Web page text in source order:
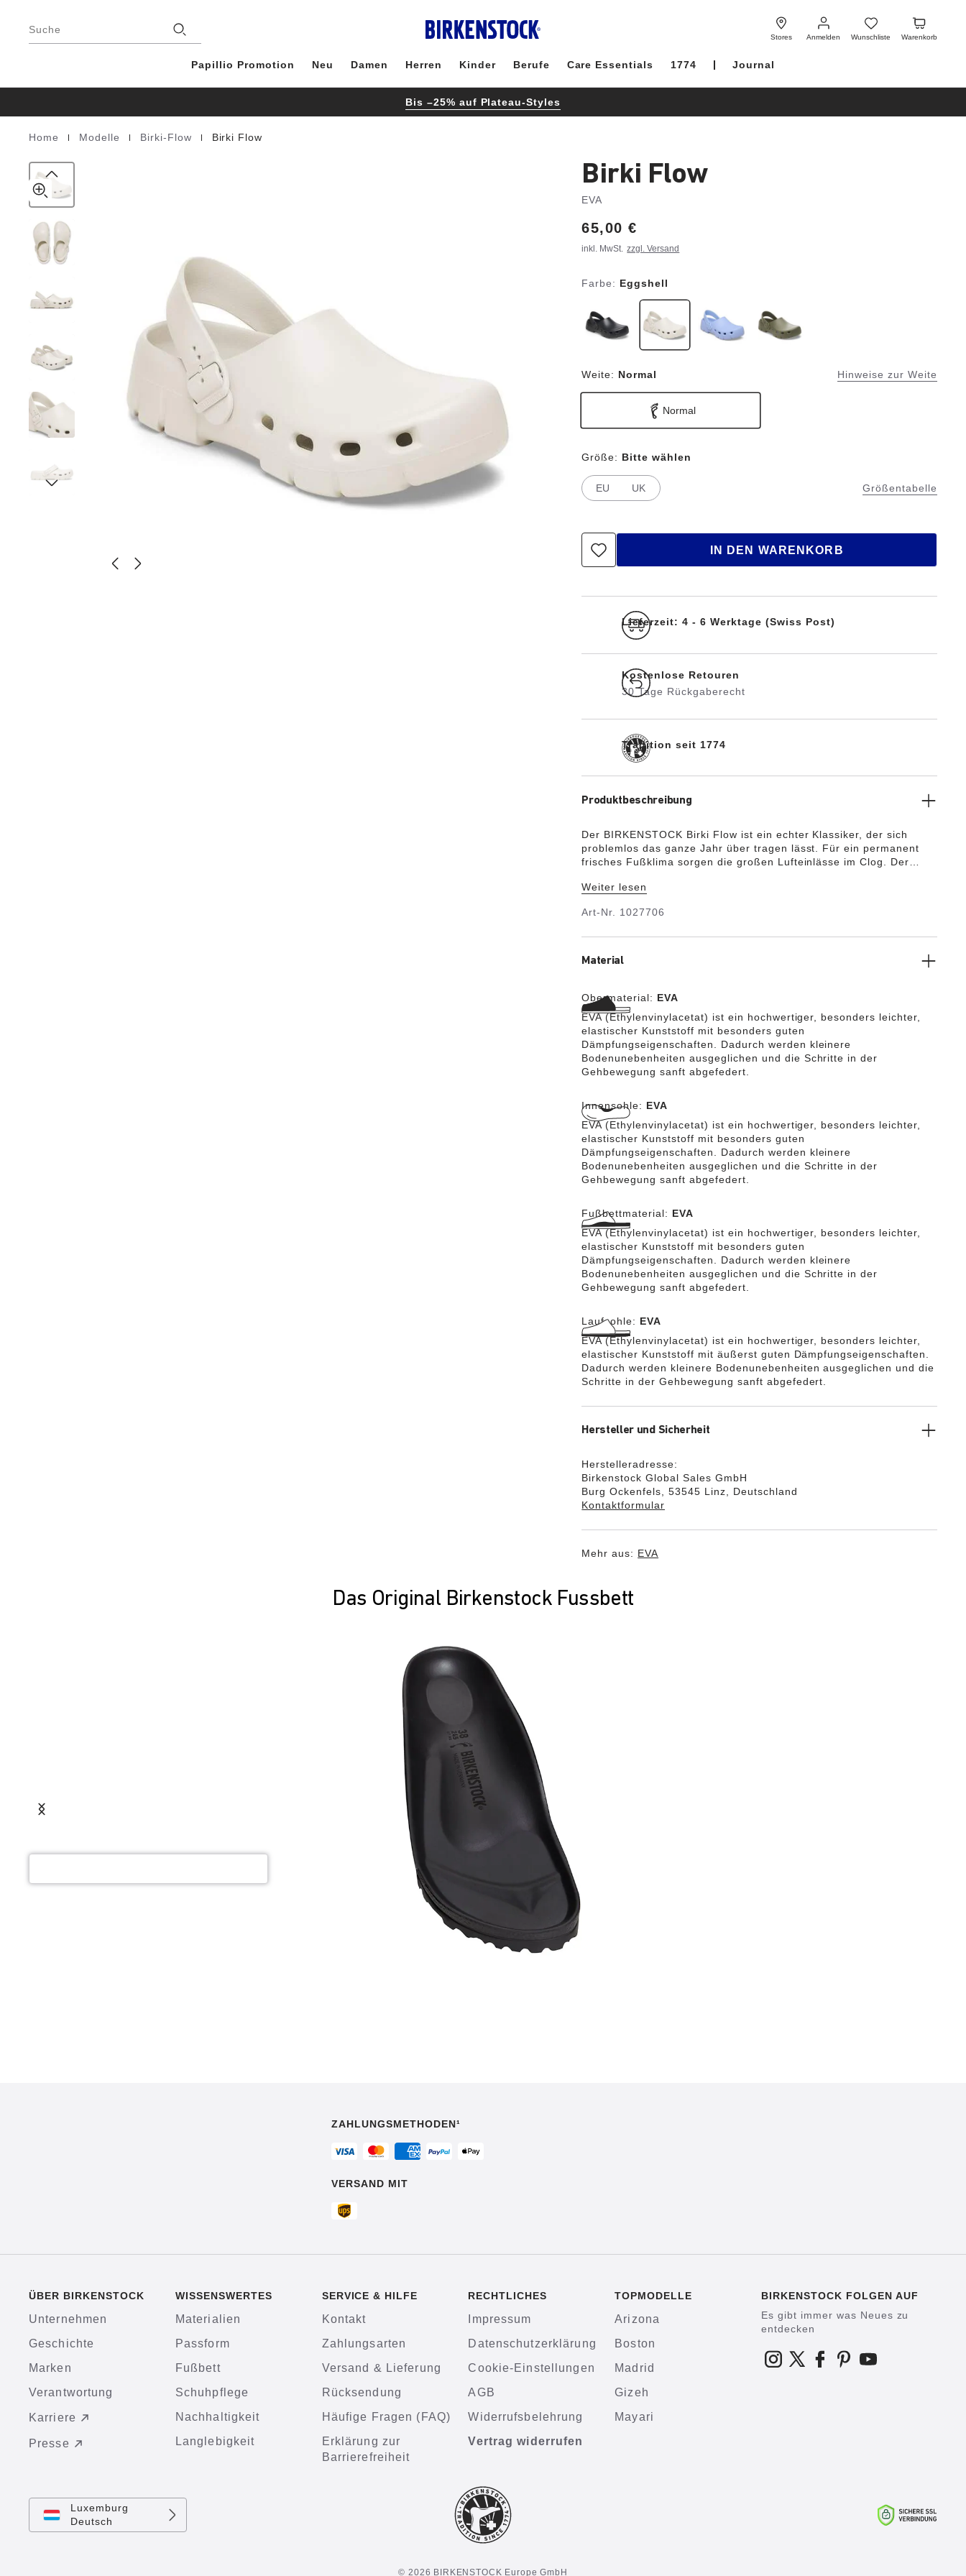
Suche
Stores Anmelden
Anmelden
Wunschliste
Wunschliste
Warenkorb
Warenkorb
Papillio Promotion Neu Damen Herren Kinder Berufe Care Essentials 1774 Journal
Bis –25% auf Plateau-Styles
Homepage
Home Modelle Birki-Flow Birki Flow
Birki Flow
EVA
Price:
65,00 €
inkl. MwSt. zzgl. Versand
Farbe: Eggshell
Weite: Normal Hinweise zur Weite
Normal
Größentabelle
Größe: Bitte wählen
EU UK
IN DEN WARENKORB
Lieferzeit: 4 - 6 Werktage (Swiss Post)
Kostenlose Retouren
30 Tage Rückgaberecht
Tradition seit 1774
Produktbeschreibung
Der BIRKENSTOCK Birki Flow ist ein echter Klassiker, der sich
problemlos das ganze Jahr über tragen lässt. Für ein permanent
frisches Fußklima sorgen die großen Lufteinlässe im Clog. Der
besonders leichtem und sehr flexiblem EVA-Kunststoff. Der
EVA vereint viele positive Eigenschaften: Er ist sehr modisch, leicht,
Weiter lesen
Art-Nr. 1027706
Material
product
Obermaterial: EVA
EVA (Ethylenvinylacetat) ist ein hochwertiger, besonders leichter,
elastischer Kunststoff mit besonders guten
Dämpfungseigenschaften. Dadurch werden kleinere
Bodenunebenheiten ausgeglichen und die Schritte in der
Gehbewegung sanft abgefedert.
Innensohle: EVA
EVA (Ethylenvinylacetat) ist ein hochwertiger, besonders leichter,
elastischer Kunststoff mit besonders guten
Dämpfungseigenschaften. Dadurch werden kleinere
Bodenunebenheiten ausgeglichen und die Schritte in der
Gehbewegung sanft abgefedert.
Fußbettmaterial: EVA
EVA (Ethylenvinylacetat) ist ein hochwertiger, besonders leichter,
elastischer Kunststoff mit besonders guten
Dämpfungseigenschaften. Dadurch werden kleinere
Bodenunebenheiten ausgeglichen und die Schritte in der
Gehbewegung sanft abgefedert.
Laufsohle: EVA
EVA (Ethylenvinylacetat) ist ein hochwertiger, besonders leichter,
elastischer Kunststoff mit äußerst guten Dämpfungseigenschaften.
Dadurch werden kleinere Bodenunebenheiten ausgeglichen und die
Schritte in der Gehbewegung sanft abgefedert.
Hersteller und Sicherheit
Herstelleradresse:
Birkenstock Global Sales GmbH
Burg Ockenfels, 53545 Linz, Deutschland
Kontaktformular
Mehr aus: EVA
Das Original Birkenstock Fussbett
ZAHLUNGSMETHODEN¹
VERSAND MIT
ÜBER BIRKENSTOCK
Unternehmen
Geschichte
Marken
Verantwortung
Karriere
Presse
WISSENSWERTES
Materialien
Passform
Fußbett
Schuhpflege
Nachhaltigkeit
Langlebigkeit
SERVICE & HILFE
Kontakt
Zahlungsarten
Versand & Lieferung
Rücksendung
Häufige Fragen (FAQ)
Erklärung zur
Barrierefreiheit
RECHTLICHES
Impressum
Datenschutzerklärung
Cookie-Einstellungen
AGB
Widerrufsbelehrung
Vertrag widerrufen
TOPMODELLE
Arizona
Boston
Madrid
Gizeh
Mayari
BIRKENSTOCK FOLGEN AUF
Es gibt immer was Neues zu
entdecken
Luxemburg
Deutsch
© 2026 BIRKENSTOCK Europe GmbH